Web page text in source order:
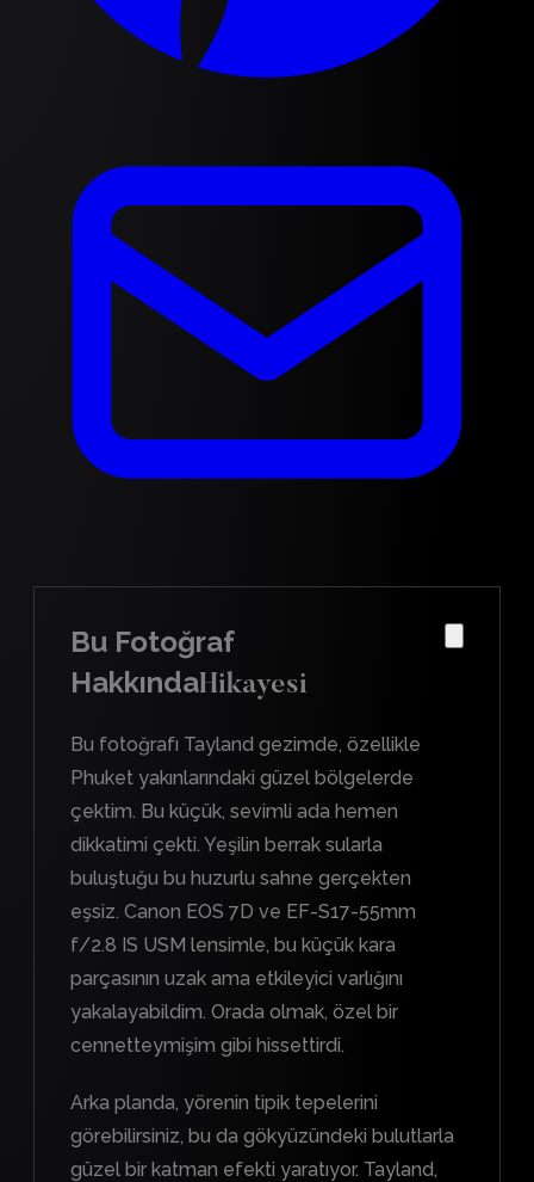
Bu Fotoğraf
HakkındaHikayesi
Bu fotoğrafı Tayland gezimde, özellikle
Phuket yakınlarındaki güzel bölgelerde
çektim. Bu küçük, sevimli ada hemen
dikkatimi çekti. Yeşilin berrak sularla
buluştuğu bu huzurlu sahne gerçekten
eşsiz. Canon EOS 7D ve EF-S17-55mm
f/2.8 IS USM lensimle, bu küçük kara
parçasının uzak ama etkileyici varlığını
yakalayabildim. Orada olmak, özel bir
cennetteymişim gibi hissettirdi.
Arka planda, yörenin tipik tepelerini
görebilirsiniz, bu da gökyüzündeki bulutlarla
güzel bir katman efekti yaratıyor. Tayland,